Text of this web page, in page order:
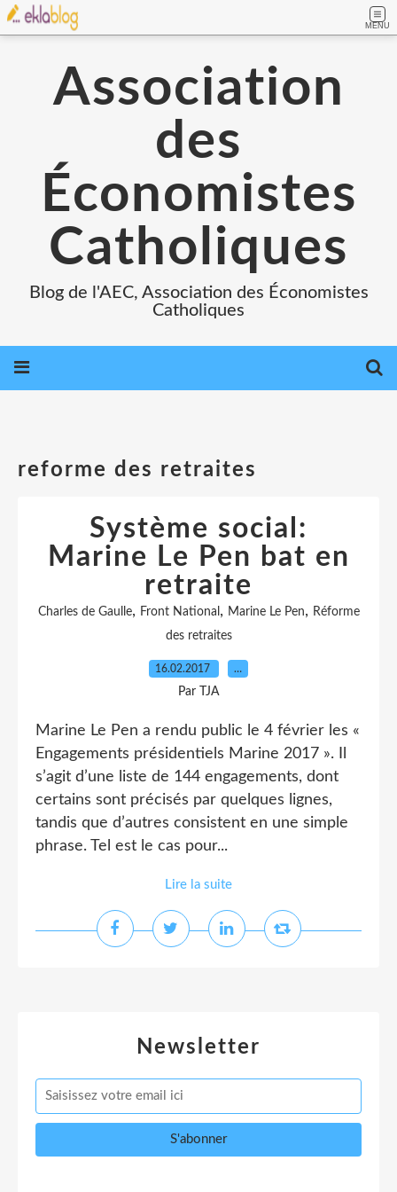
MENU
Association
des
Économistes
Catholiques
Blog de l'AEC, Association des Économistes
Catholiques
reforme des retraites
Système social:
Marine Le Pen bat en
retraite
Charles de Gaulle, Front National , Marine Le Pen, Réforme
des retraites
16.02.2017 …
Par TJA
Marine Le Pen a rendu public le 4 février les «
Engagements présidentiels Marine 2017 ». Il
s’agit d’une liste de 144 engagements, dont
certains sont précisés par quelques lignes,
tandis que d’autres consistent en une simple
phrase. Tel est le cas pour...
Lire la suite
Newsletter